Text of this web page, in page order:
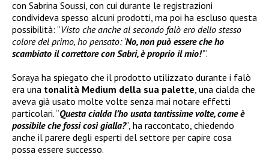
con Sabrina Soussi, con cui durante le registrazioni
condivideva spesso alcuni prodotti, ma poi ha escluso questa
possibilità: “Visto che anche al secondo falò ero dello stesso
colore del primo, ho pensato: ‘No, non può essere che ho
scambiato il correttore con Sabri, è proprio il mio!’”.
Soraya ha spiegato che il prodotto utilizzato durante i falò
era una tonalità Medium della sua palette , una cialda che
aveva già usato molte volte senza mai notare effetti
particolari. “Questa cialda l’ho usata tantissime volte, come è
possibile che fossi così gialla?”, ha raccontato, chiedendo
anche il parere degli esperti del settore per capire cosa
possa essere successo.